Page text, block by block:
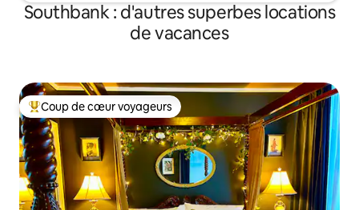
Southbank : d'autres superbes locations
de vacances
Coups de cœur voyageurs les plus appréciés
Coup de cœur voyageurs